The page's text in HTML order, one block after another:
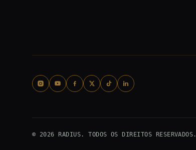
© 2026 RADIUS. TODOS OS DIREITOS RESERVADOS.